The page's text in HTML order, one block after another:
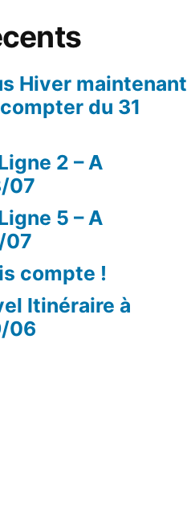
Hiver maintenant
du 31
2 – A
07
5 – A
07
compte !
Itinéraire à
06